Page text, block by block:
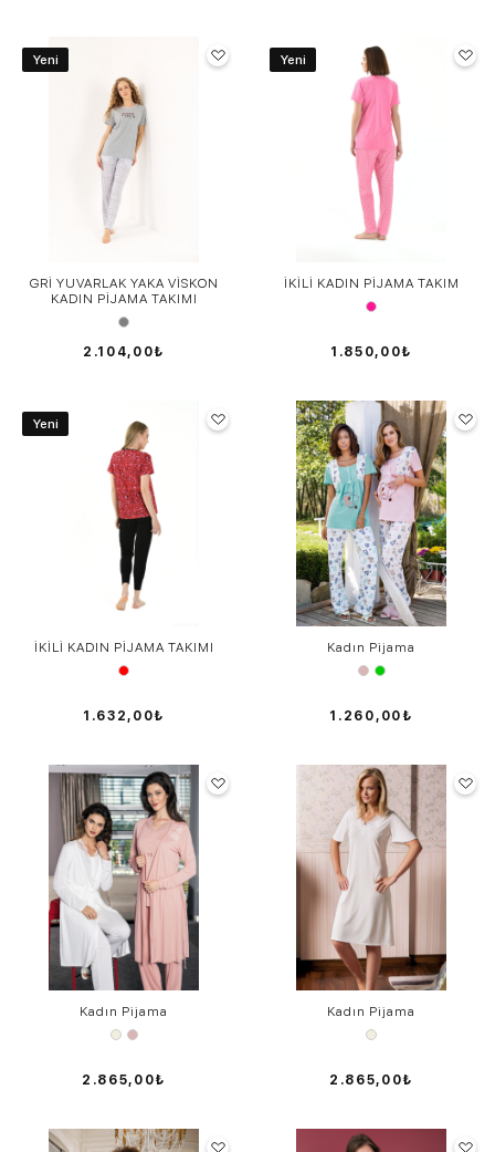
Yeni
GRİ YUVARLAK YAKA VİSKON
KADIN PİJAMA TAKIMI
2.104,00₺
Yeni
İKİLİ KADIN PİJAMA TAKIM
1.850,00₺
Yeni
İKİLİ KADIN PİJAMA TAKIMI
1.632,00₺
Kadın Pijama
1.260,00₺
Kadın Pijama
2.865,00₺
Kadın Pijama
2.865,00₺